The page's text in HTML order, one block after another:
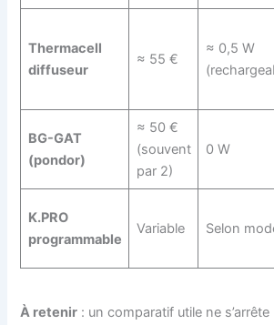
Thermacell
diffuseur
≈ 55 €
≈ 0,5 W
BG-GAT
(pondor)
≈ 50 €
(souvent
par 2)
0 W
K.PRO
programmable
Variable Selon
À retenir : un comparatif utile ne